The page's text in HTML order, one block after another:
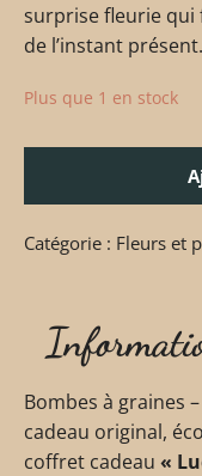
surprise fleurie qui
de l’instant présent.
Plus que 1 en stock
Catégorie : Fleurs et
Bombes à graines
cadeau original,
coffret cadeau «